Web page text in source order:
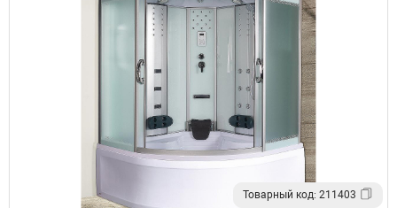
Товарный код: 211403